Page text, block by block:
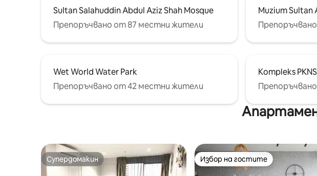
Sultan Salahuddin Abdul Aziz Shah Mosque
Препоръчвано от 87 местни жители
Muzium Sultan
Wet World Water Park
Препоръчвано от 42 местни жители
Kompleks PKNS
Супердомакин
Супердомакин Избор на гостите
Избор на гостите